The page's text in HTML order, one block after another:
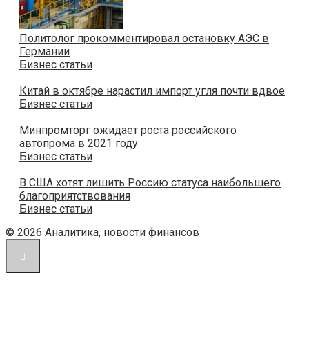
Политолог прокомментировал остановку АЭС в
Германии
Бизнес статьи
Китай в октябре нарастил импорт угля почти вдвое
Бизнес статьи
Минпромторг ожидает роста российского
автопрома в 2021 году
Бизнес статьи
В США хотят лишить Россию статуса наибольшего
благоприятствования
Бизнес статьи
© 2026 Аналитика, новости финансов